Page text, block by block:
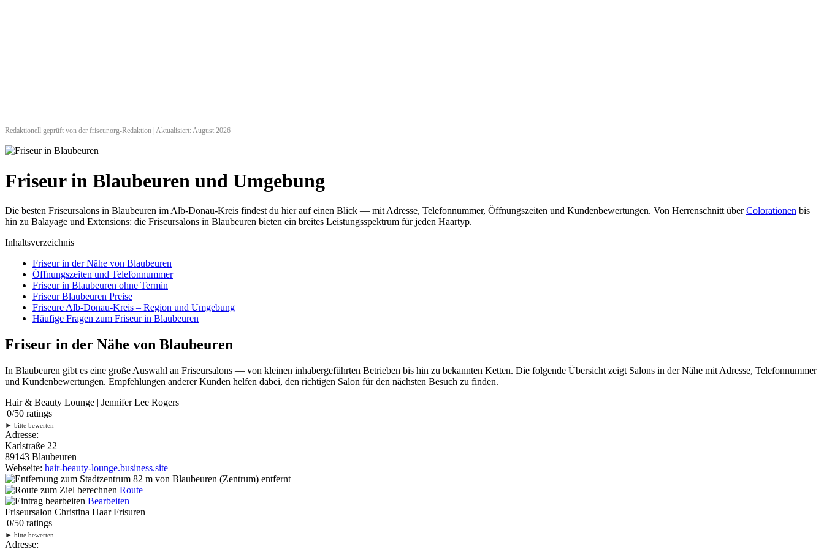
Redaktionell geprüft von der friseur.org-Redaktion | Aktualisiert: August 2026
Friseur in Blaubeuren und Umgebung
Die besten Friseursalons in Blaubeuren im Alb-Donau-Kreis findest du hier auf einen Blick — mit Adresse, Telefonnummer, Öffnungszeiten und Kundenbewertungen. Von Herrenschnitt überColorationen bis
hin zu Balayage und Extensions: die Friseursalons in Blaubeuren bieten ein breites Leistungsspektrum für jeden Haartyp.
Inhaltsverzeichnis
Friseur in der Nähe von Blaubeuren
Öffnungszeiten und Telefonnummer
Friseur in Blaubeuren ohne Termin
Friseur Blaubeuren Preise
Friseure Alb-Donau-Kreis – Region und Umgebung
Häufige Fragen zum Friseur in Blaubeuren
Friseur in der Nähe von Blaubeuren
In Blaubeuren gibt es eine große Auswahl an Friseursalons — von kleinen inhabergeführten Betrieben bis hin zu bekannten Ketten. Die folgende Übersicht zeigt Salons in der Nähe mit Adresse, Telefonnummer
und Kundenbewertungen. Empfehlungen anderer Kunden helfen dabei, den richtigen Salon für den nächsten Besuch zu finden.
Hair & Beauty Lounge | Jennifer Lee Rogers
0/50 ratings
► bitte bewerten
Adresse:
Karlstraße 22
89143 Blaubeuren
Webseite: hair-beauty-lounge.business.site
82 m von Blaubeuren (Zentrum) entfernt
Route
Bearbeiten
Friseursalon Christina Haar Frisuren
0/50 ratings
► bitte bewerten
Adresse: